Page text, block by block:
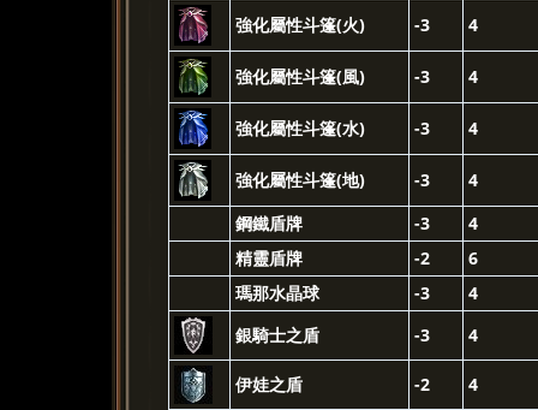
強化屬性斗篷(火)
-3 4
強化屬性斗篷(風) -3 4
強化屬性斗篷(水) -3 4
強化屬性斗篷(地) -3
4
鋼鐵盾牌
-3
4
精靈盾牌
-2
6
瑪那水晶球
-3
4
銀騎士之盾
-3 4
伊娃之盾 -2 4